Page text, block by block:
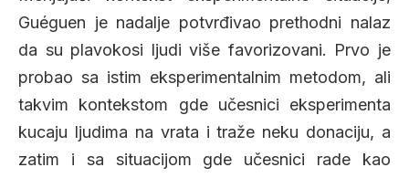
Guéguen je nadalje potvrđivao prethodni nalaz
da su plavokosi ljudi više favorizovani. Prvo je
probao sa istim eksperimentalnim metodom, ali
takvim kontekstom gde učesnici eksperimenta
kucaju ljudima na vrata i traže neku donaciju, a
zatim i sa situacijom gde učesnici rade kao